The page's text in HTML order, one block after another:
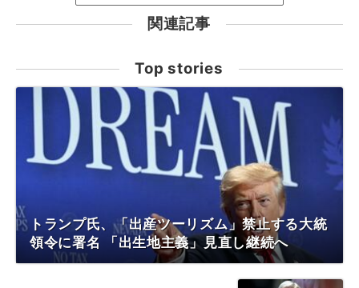
関連記事
Top stories
トランプ氏、「出産ツーリズム」禁止する大統
領令に署名 「出生地主義」見直し継続へ